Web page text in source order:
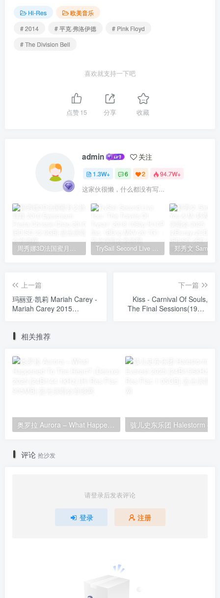
Hi-Res
欧美音乐
# 2014
# 平克·弗洛伊德
# Pink Floyd
# The Division Bell
喜欢就支持一下吧
点赞15 分享 收藏
admin 关注
1.3W+ 6 2 94.7W+
这家伙很懒，什么都没有写...
上一篇
玛丽亚·凯莉 Mariah Carey -
Mariah Carey 2015
1.9GB]
下一篇
Kiss - Carnival Of Souls,
The Final Sessions(1995-
相关推荐
评论 抢沙发
请登录后发表评论
登录 注册